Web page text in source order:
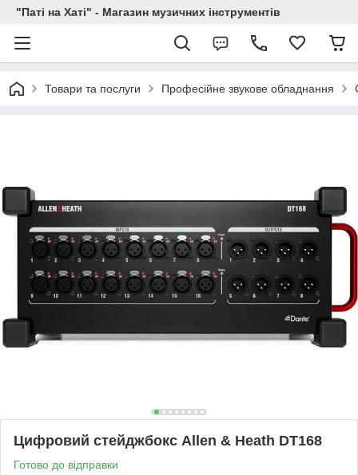
"Паті на Хаті" - Магазин музичних інструментів
Товари та послуги Професійне звукове обладнання
Цифровий стейджбокс Allen & Heath DT168
Готово до відправки